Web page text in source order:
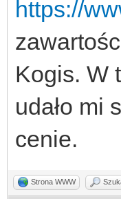
https://
Kogis. W
udało mi
cenie.
Strona WWW